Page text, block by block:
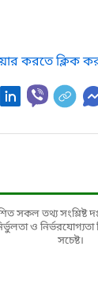
করতে ক্লিক
সকল তথ্য সংশ্লিষ্ট
ও নির্ভরযোগ্যতা
সচেষ্ট।